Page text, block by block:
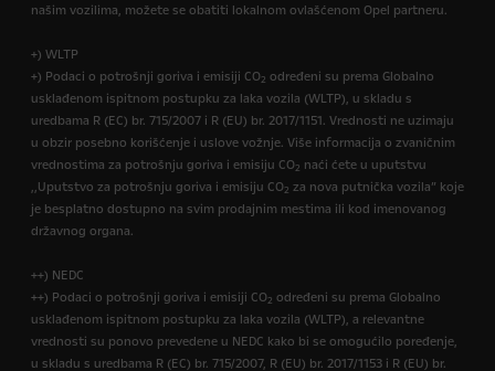
našim vozilima, možete se obatiti lokalnom ovlašćenom Opel partneru.
+) WLTP
+) Podaci o potrošnji goriva i emisiji CO2 određeni su prema Globalno
usklađenom ispitnom postupku za laka vozila (WLTP), u skladu s
uredbama R (EC) br. 715/2007 i R (EU) br. 2017/1151. Vrednosti ne uzimaju
u obzir posebno korišćenje i uslove vožnje. Više informacija o zvaničnim
vrednostima za potrošnju goriva i emisiju CO2 naći ćete u uputstvu
,,Uputstvo za potrošnju goriva i emisiju CO2 za nova putnička vozila” koje
je besplatno dostupno na svim prodajnim mestima ili kod imenovanog
državnog organa.
++) NEDC
++) Podaci o potrošnji goriva i emisiji CO2 određeni su prema Globalno
usklađenom ispitnom postupku za laka vozila (WLTP), a relevantne
vrednosti su ponovo prevedene u NEDC kako bi se omogućilo poređenje,
u skladu s uredbama R (EC) br. 715/2007, R (EU) br. 2017/1153 i R (EU) br.